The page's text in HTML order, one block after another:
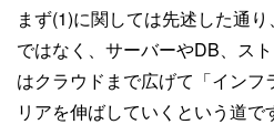
まず(1)に関しては先述した通り
ではなく、サーバーやDB、ス
はクラウドまで広げて「インフ
リアを伸ばしていくという道で